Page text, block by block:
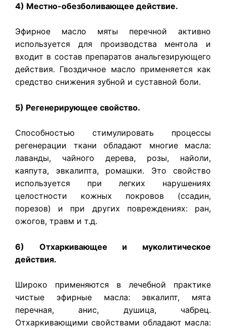
4) Местно-обезболивающее действие.
Эфирное масло мяты перечной активно
используется для производства ментола и
входит в состав препаратов анальгезирующего
действия. Гвоздичное масло применяется как
средство снижения зубной и суставной боли.
5) Регенерирующее свойство.
Способностью стимулировать процессы
регенерации ткани обладают многие масла:
лаванды, чайного дерева, розы, найоли,
каяпута, эвкалипта, ромашки. Это свойство
используется при легких нарушениях
целостности кожных покровов (ссадин,
порезов) и при других повреждениях: ран,
ожогов, травм и т.д.
6) Отхаркивающее и муколитическое
действия.
Широко применяются в лечебной практике
чистые эфирные масла: эвкалипт, мята
перечная, анис, душица, чабрец.
Отхаркивающими свойствами обладают масла: